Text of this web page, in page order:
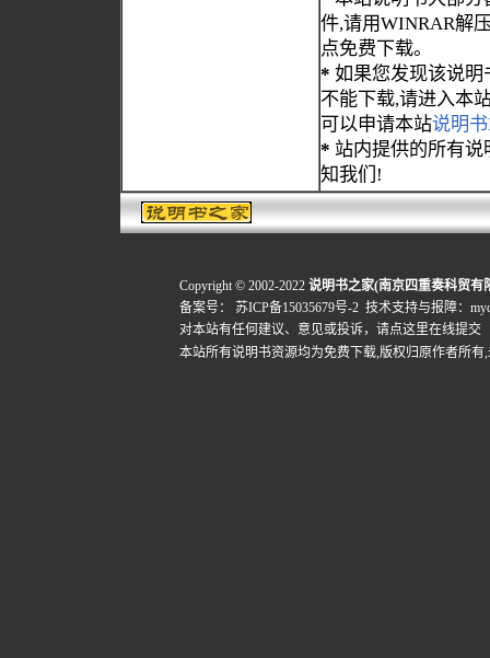
件,请用WINRAR解
点免费下载。
* 如果您发现该说明
不能下载,请进入本
可以申请本站说明
* 站内提供的所有
知我们!
Copyright © 2002-2022 说明书之家(南京四重奏科贸有
备案号：
苏ICP备15035679号-2 技术支持与报障：
对本站有任何建议、意见或投诉， 请点这里在线提交
本站所有说明书资源均为免费下载,版权归原作者所